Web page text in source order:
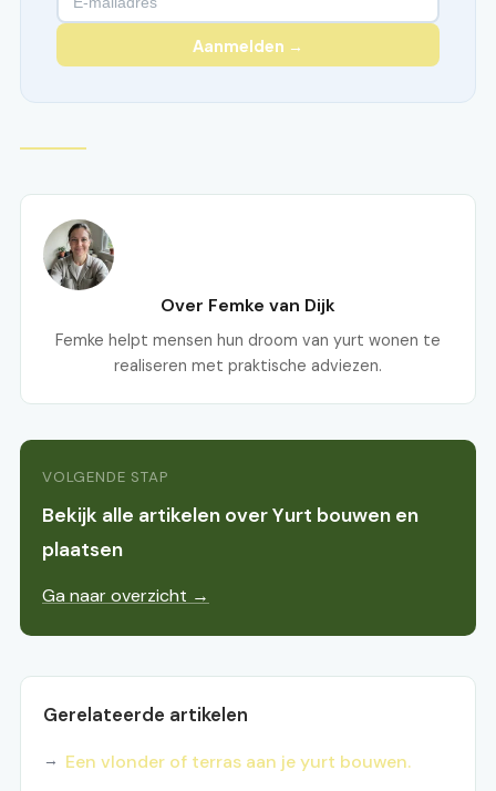
Aanmelden →
Over Femke van Dijk
Femke helpt mensen hun droom van yurt wonen te
realiseren met praktische adviezen.
VOLGENDE STAP
Bekijk alle artikelen over Yurt bouwen en
plaatsen
Ga naar overzicht →
Gerelateerde artikelen
Een vlonder of terras aan je yurt bouwen.